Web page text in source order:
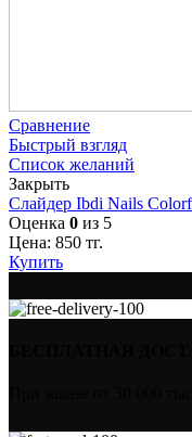
Сравнение
Быстрый взгляд
Список желаний
Закрыть
Слайдер Ibdi Nails
Оценка 0 из 5
Цена: 850 тг.
Купить